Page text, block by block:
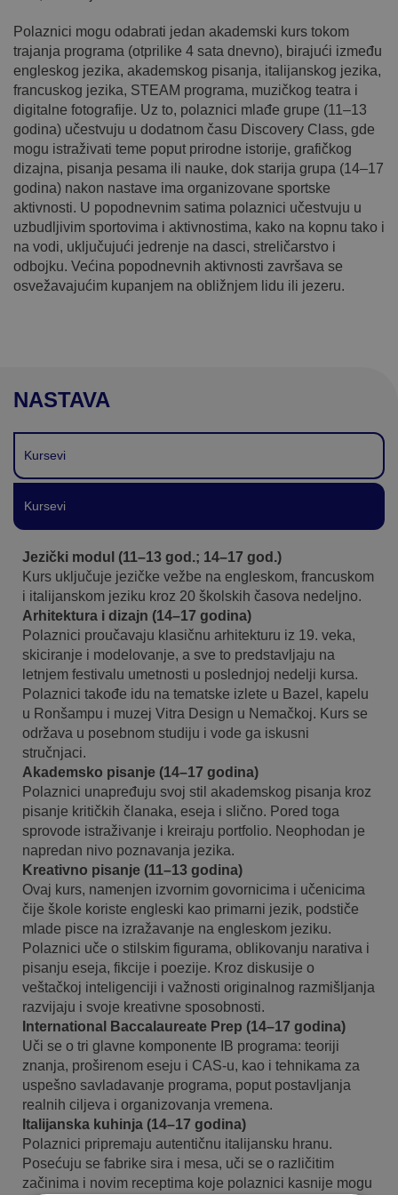
Polaznici mogu odabrati jedan akademski kurs tokom
trajanja programa (otprilike 4 sata dnevno), birajući između
engleskog jezika, akademskog pisanja, italijanskog jezika,
francuskog jezika, STEAM programa, muzičkog teatra i
digitalne fotografije. Uz to, polaznici mlađe grupe (11–13
godina) učestvuju u dodatnom času Discovery Class, gde
mogu istraživati teme poput prirodne istorije, grafičkog
dizajna, pisanja pesama ili nauke, dok starija grupa (14–17
godina) nakon nastave ima organizovane sportske
aktivnosti. U popodnevnim satima polaznici učestvuju u
uzbudljivim sportovima i aktivnostima, kako na kopnu tako i
na vodi, uključujući jedrenje na dasci, streličarstvo i
odbojku. Većina popodnevnih aktivnosti završava se
osvežavajućim kupanjem na obližnjem lidu ili jezeru.
NASTAVA
Kursevi
Kursevi
Jezički modul (11–13 god.; 14–17 god.)
Kurs uključuje jezičke vežbe na engleskom, francuskom
i italijanskom jeziku kroz 20 školskih časova nedeljno.
Arhitektura i dizajn (14–17 godina)
Polaznici proučavaju klasičnu arhitekturu iz 19. veka,
skiciranje i modelovanje, a sve to predstavljaju na
letnjem festivalu umetnosti u poslednjoj nedelji kursa.
Polaznici takođe idu na tematske izlete u Bazel, kapelu
u Ronšampu i muzej Vitra Design u Nemačkoj. Kurs se
održava u posebnom studiju i vode ga iskusni
stručnjaci.
Akademsko pisanje (14–17 godina)
Polaznici unapređuju svoj stil akademskog pisanja kroz
pisanje kritičkih članaka, eseja i slično. Pored toga
sprovode istraživanje i kreiraju portfolio. Neophodan je
napredan nivo poznavanja jezika.
Kreativno pisanje (11–13 godina)
Ovaj kurs, namenjen izvornim govornicima i učenicima
čije škole koriste engleski kao primarni jezik, podstiče
mlade pisce na izražavanje na engleskom jeziku.
Polaznici uče o stilskim figurama, oblikovanju narativa i
pisanju eseja, fikcije i poezije. Kroz diskusije o
veštačkoj inteligenciji i važnosti originalnog razmišljanja
razvijaju i svoje kreativne sposobnosti.
International Baccalaureate Prep (14–17 godina)
Uči se o tri glavne komponente IB programa: teoriji
znanja, proširenom eseju i CAS-u, kao i tehnikama za
uspešno savladavanje programa, poput postavljanja
realnih ciljeva i organizovanja vremena.
Italijanska kuhinja (14–17 godina)
Polaznici pripremaju autentičnu italijansku hranu.
Posećuju se fabrike sira i mesa, uči se o različitim
začinima i novim receptima koje polaznici kasnije mogu